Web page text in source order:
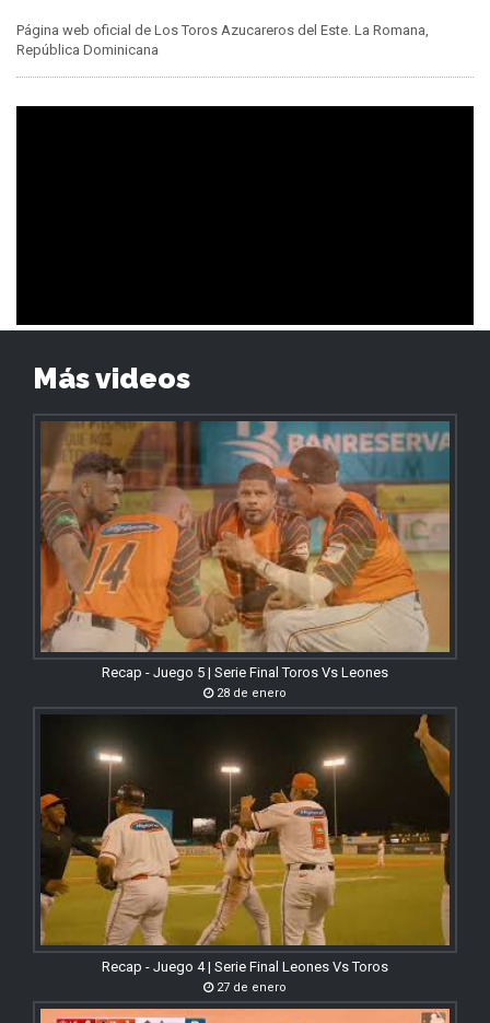
Página web oficial de Los Toros Azucareros del Este. La Romana,
República Dominicana
Más videos
Recap - Juego 5 | Serie Final Toros Vs Leones
28 de enero
Recap - Juego 4 | Serie Final Leones Vs Toros
27 de enero